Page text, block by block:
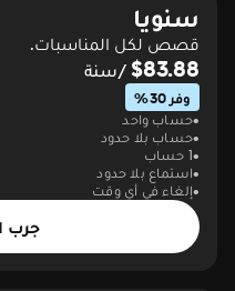
سنويا
قصص لكل المناسبات.
$83.88 /سنة
وفر 30%
حساب واحد
حساب بلا حدود
1 حساب
استماع بلا حدود
إلغاء في أي وقت
جرب